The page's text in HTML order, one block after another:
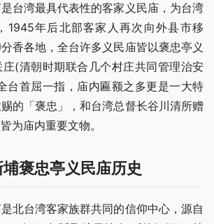
台湾最具代表性的客家义民庙，为台湾
1945年后北部客家人再次向外县市移
香各地，全台许多义民庙皆以褒忠亭义
(清朝时期联合几个村庄共同管理治安
台首屈一指，庙内匾额之多更是一大特
的「褒忠」，和台湾总督长谷川清所赠
为庙内重要文物。
褒忠亭义民庙历史
北台湾客家族群共同的信仰中心，源自